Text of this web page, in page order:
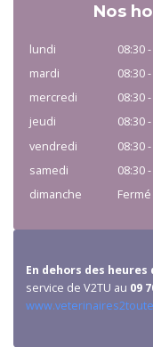
Nos
lundi 08:30
mardi
08:30
mercredi
08:30
jeudi
08:30
vendredi
08:30
samedi
08:30
dimanche
Fermé
En dehors des
service de V2TU au 09